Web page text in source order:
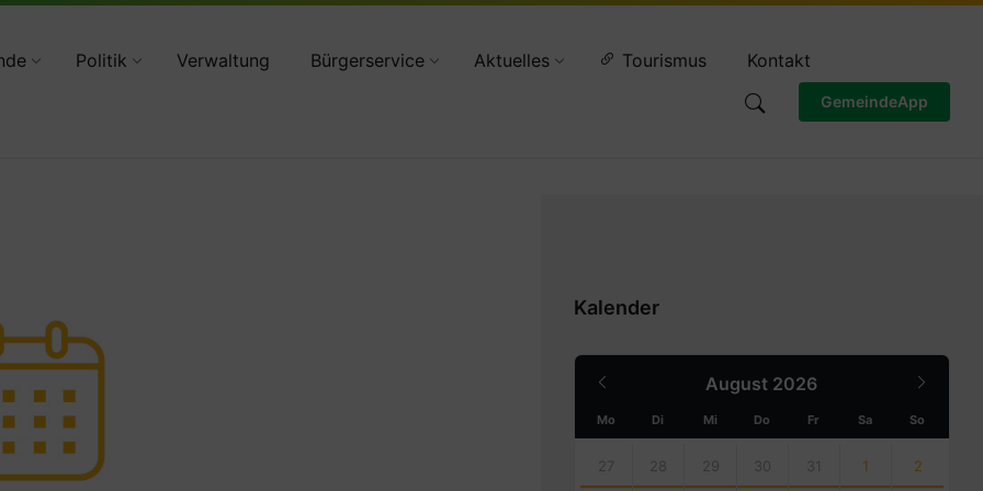
Politik Verwaltung Bürgerservice Aktuelles Tourismus Kontakt
GemeindeApp
Kalender
August 2026
Month
Mo Di Mi Do Fr Sa So
calendar
days
27 28 29 30 31 1 2